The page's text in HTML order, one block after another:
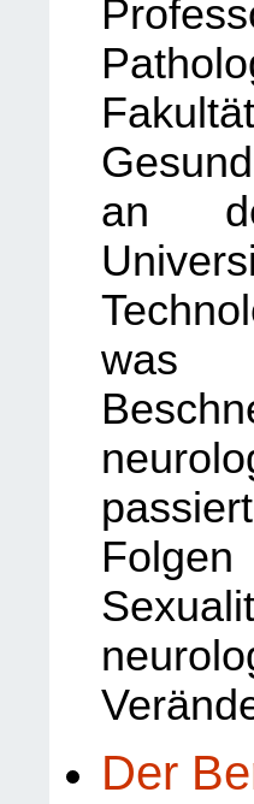
an
was
Der